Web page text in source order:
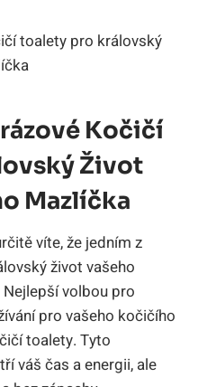
Kočičí
Život
Mazlíčka
víte, že jedním z
život vašeho
volbou pro
pro vašeho kočičího
toalety. Tyto
váš čas a energii, ale